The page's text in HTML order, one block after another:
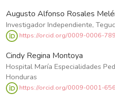
Augusto Alfonso Rosales
Investigador Independiente,
https://orcid.org/0009-0006-
Cindy Regina Montoya
Hospital María Especialidades
Honduras
https://orcid.org/0009-0001-